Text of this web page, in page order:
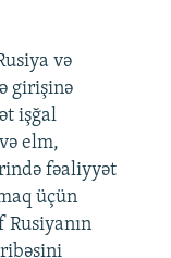
və
girişinə
işğal
elm,
fəaliyyət
üçün